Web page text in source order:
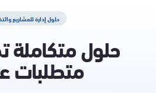
حلول إدارة للمشاريع
حلول متكاملة
متطلبات